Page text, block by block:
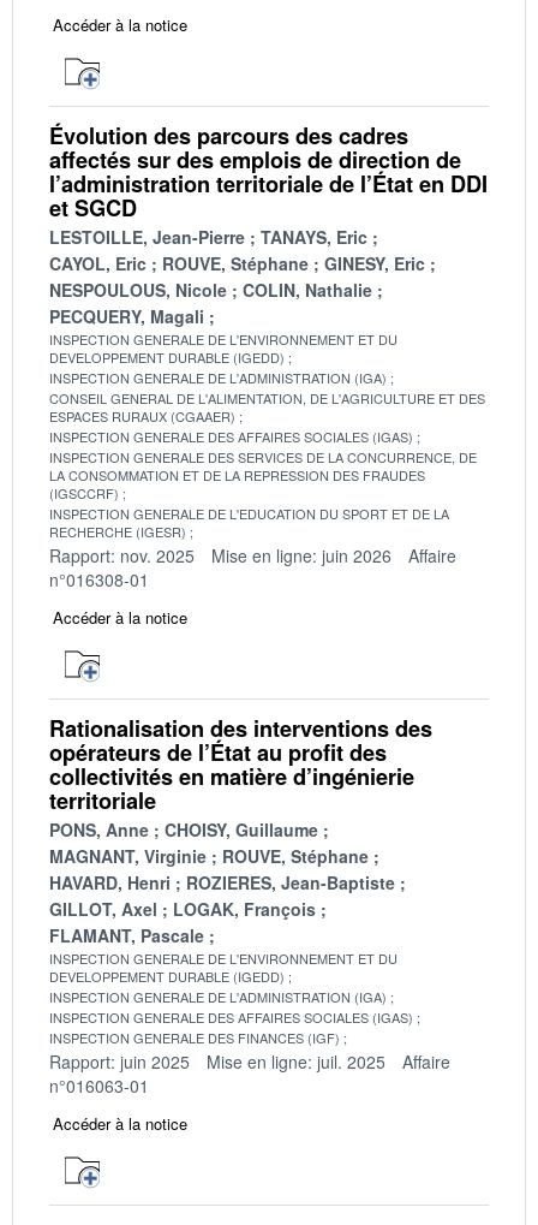
Accéder à la notice
Évolution des parcours des cadres
affectés sur des emplois de direction de
l’administration territoriale de l’État en DDI
et SGCD
LESTOILLE, Jean-Pierre
TANAYS, Eric
CAYOL, Eric
ROUVE, Stéphane
GINESY, Eric
NESPOULOUS, Nicole
COLIN, Nathalie
PECQUERY, Magali
INSPECTION GENERALE DE L'ENVIRONNEMENT ET DU
DEVELOPPEMENT DURABLE (IGEDD)
INSPECTION GENERALE DE L'ADMINISTRATION (IGA)
CONSEIL GENERAL DE L'ALIMENTATION, DE L'AGRICULTURE ET DES
ESPACES RURAUX (CGAAER)
INSPECTION GENERALE DES AFFAIRES SOCIALES (IGAS)
INSPECTION GENERALE DES SERVICES DE LA CONCURRENCE, DE
LA CONSOMMATION ET DE LA REPRESSION DES FRAUDES
(IGSCCRF)
INSPECTION GENERALE DE L'EDUCATION DU SPORT ET DE LA
RECHERCHE (IGESR)
Rapport: nov. 2025 Mise en ligne: juin 2026
Affaire
n°016308-01
Accéder à la notice
Rationalisation des interventions des
opérateurs de l’État au profit des
collectivités en matière d’ingénierie
territoriale
PONS, Anne
CHOISY, Guillaume
MAGNANT, Virginie
ROUVE, Stéphane
HAVARD, Henri
ROZIERES, Jean-Baptiste
GILLOT, Axel
LOGAK, François
FLAMANT, Pascale
INSPECTION GENERALE DE L'ENVIRONNEMENT ET DU
DEVELOPPEMENT DURABLE (IGEDD)
INSPECTION GENERALE DE L'ADMINISTRATION (IGA)
INSPECTION GENERALE DES AFFAIRES SOCIALES (IGAS)
INSPECTION GENERALE DES FINANCES (IGF)
Rapport: juin 2025 Mise en ligne: juil. 2025
Affaire
n°016063-01
Accéder à la notice